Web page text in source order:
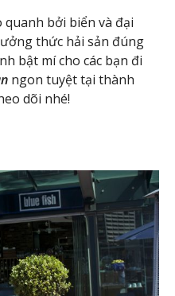
bởi biển và đại
thức hải sản đúng
bật mí cho các bạn đi
ngon tuyệt tại thành
dõi nhé!